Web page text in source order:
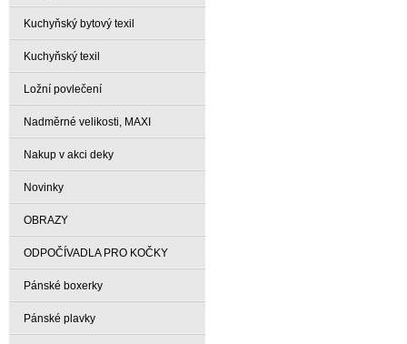
Kuchyňský bytový texil
Kuchyňský texil
Ložní povlečení
Nadměrné velikosti, MAXI
Nakup v akci deky
Novinky
OBRAZY
ODPOČÍVADLA PRO KOČKY
Pánské boxerky
Pánské plavky